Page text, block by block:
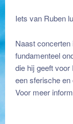
Iets van Ruben
Naast
fundamenteel
die hij geeft
een sferische en
Voor meer